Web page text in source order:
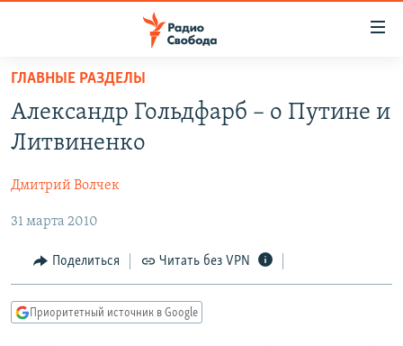
упрощенного
доступа
Вернуться
основному
Вернутся
главной
навигации
Вернутся
ЦИТАТЫ СВОБОДЫ
МНЕНИЯ
КУЛЬТУРА
IDEL.РЕАЛИИ
КАВКАЗ.РЕАЛИИ
ГЛАВНЫЕ РАЗДЕЛЫ
Александр Гольдфарб – о Путине и
Литвиненко
Дмитрий Волчек
31 марта 2010
Поделиться Читать без VPN
Приоритетный источник в Google